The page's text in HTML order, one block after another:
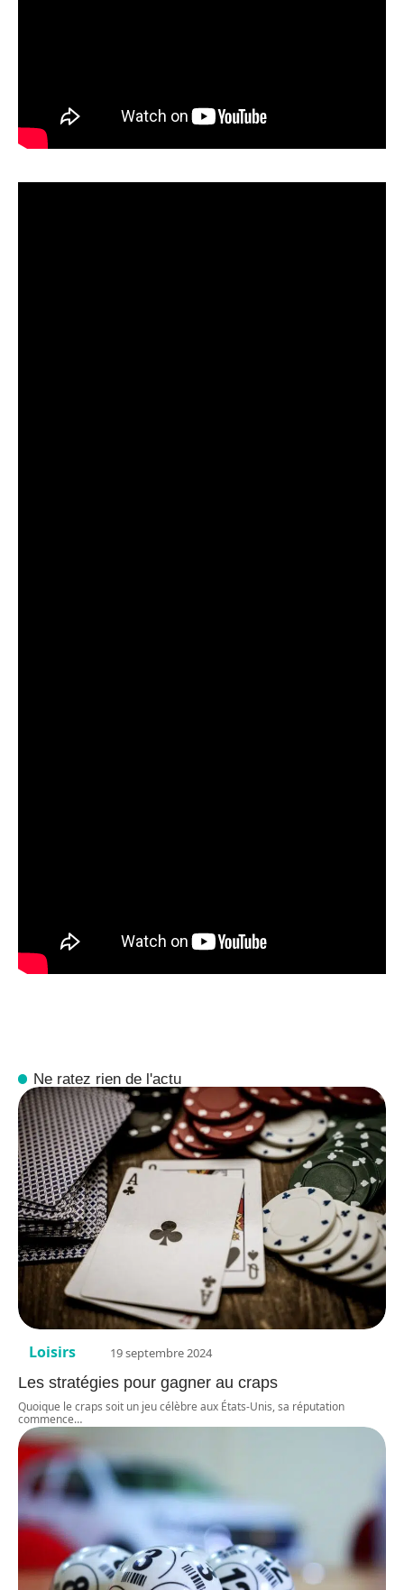
Ne ratez rien de l'actu
Loisirs 19 septembre 2024
Les stratégies pour gagner au craps
Quoique le craps soit un jeu célèbre aux États-Unis, sa réputation
commence…